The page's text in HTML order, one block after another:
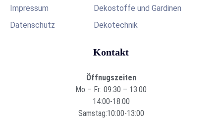
Impressum
Datenschutz
Dekostoffe und Gardinen
Dekotechnik
Kontakt
Öffnugszeiten
Mo – Fr: 09:30 – 13:00
14:00-18:00
Samstag:10:00-13:00